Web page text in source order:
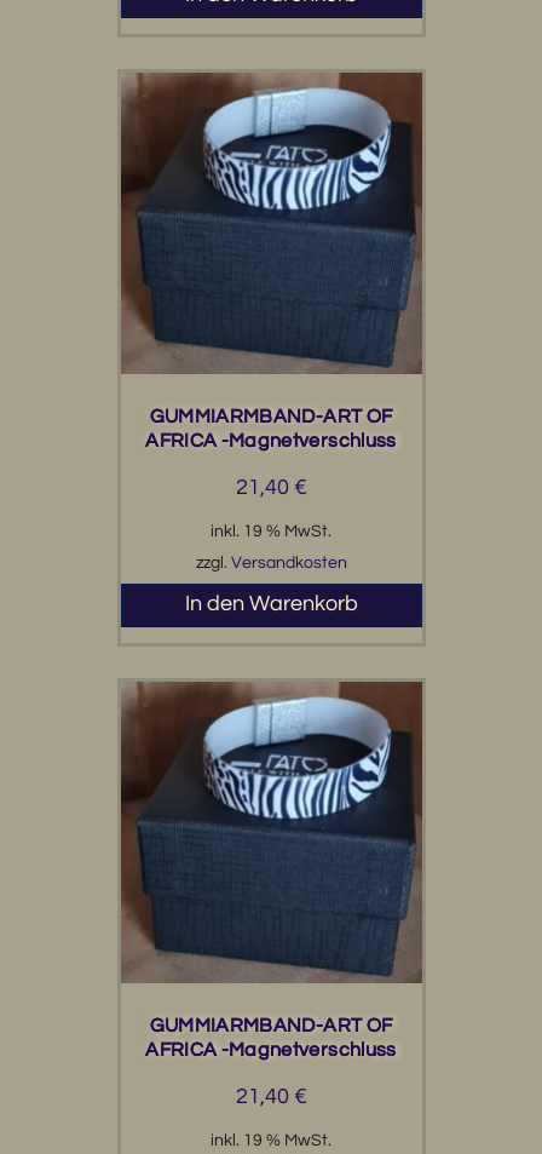
GUMMIARMBAND-ART OF
AFRICA -Magnetverschluss
21,40 €
inkl. 19 % MwSt.
zzgl. Versandkosten
In den Warenkorb
GUMMIARMBAND-ART OF
AFRICA -Magnetverschluss
21,40 €
inkl. 19 % MwSt.